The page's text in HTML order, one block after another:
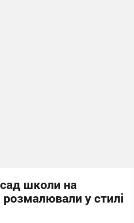
школи на
у стилі